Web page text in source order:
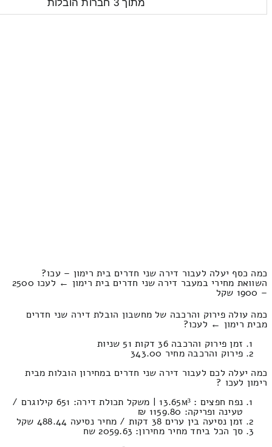
מתוך 3 חברות הובלות
כמה כסף יעלה לעבור דירה שני חדרים בית רימון – עכו?
השוואת מחירי במעבר דירה שני חדרים בית רימון ← לעכו 2500
– 1900 שקל
כמה עולה פירוק והרכבה של מחשבון הובלת דירה שני חדרים
מבית רימון ← לעכו?
זמן פירוק והרכבה 36 דקות 51 שניות
פירוק והרכבה מחיר 343.00
כמה יעלה לכם לעבור דירה שני חדרים במחירון הובלות מבית
רימון לעכו ?
נפח חפצים : 13.65м³ | משקל תכולת דירה: 651 קילוגרם /
טעינה ופריקה: 1159.80 ₪
זמן נסיעה בין ערים 38 דקות / מחיר נסיעה 488.44 שקל
סך הכל ביחד מחיר מחירון: 2059.63 שח